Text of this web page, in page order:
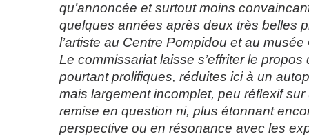
qu’annoncée et surtout moins
quelques années après deux très belles
l’artiste au Centre Pompidou et au musée
Le commissariat laisse s’effriter le
pourtant prolifiques, réduites ici à un
mais largement incomplet, peu réflexif
remise en question ni, plus étonnant
perspective ou en résonance avec les